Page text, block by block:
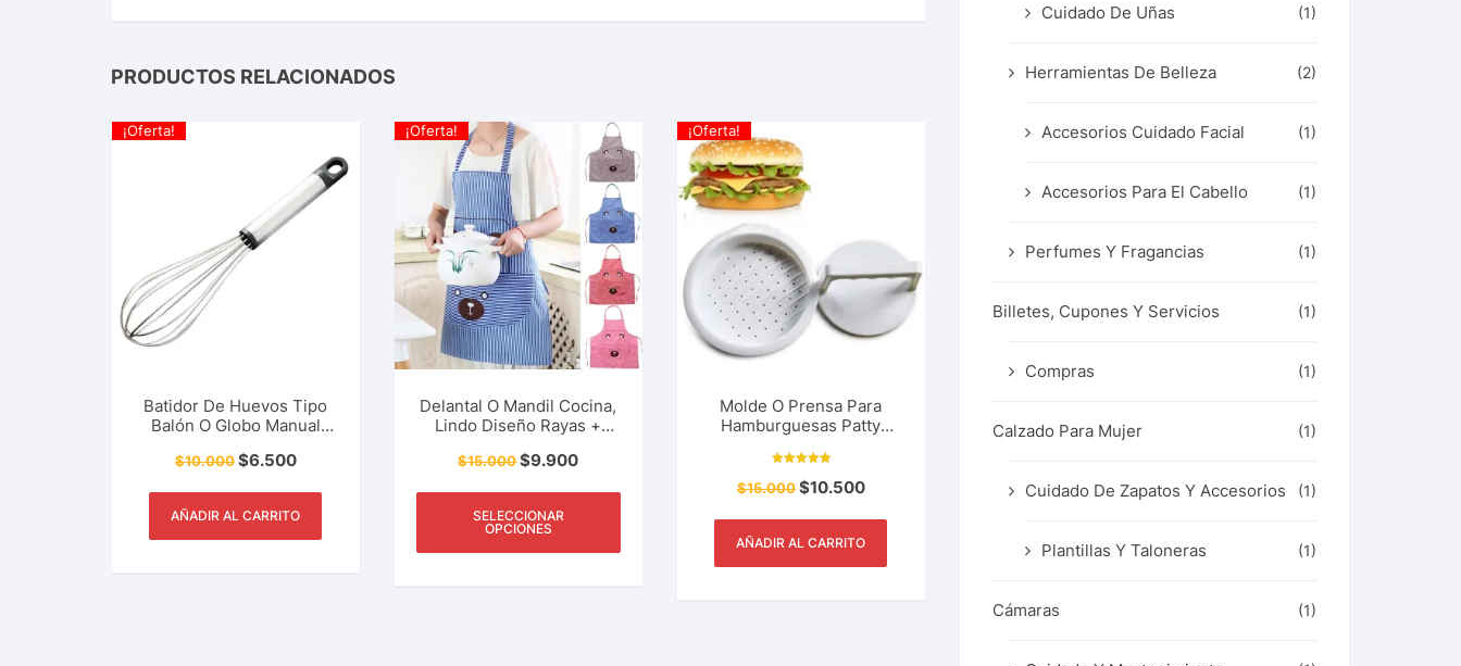
PRODUCTOS RELACIONADOS
¡Oferta!
Batidor De Huevos Tipo
Balón O Globo Manual
Hogar y Más
$10.000$6.500
AÑADIR AL CARRITO
¡Oferta!
Delantal O Mandil Cocina,
Lindo Diseño Rayas +
$15.000$9.900
SELECCIONAR
OPCIONES
¡Oferta!
Molde O Prensa Para
Hamburguesas Patty
Mas
5.00
de 5
$15.000$10.500
AÑADIR AL CARRITO
Cuidado De Uñas (1)
Herramientas De Belleza (2)
Accesorios Cuidado Facial (1)
Accesorios Para El Cabello (1)
Perfumes Y Fragancias (1)
Billetes, Cupones Y Servicios (1)
Compras (1)
Calzado Para Mujer (1)
Cuidado De Zapatos Y Accesorios (1)
Plantillas Y Taloneras (1)
Cámaras (1)